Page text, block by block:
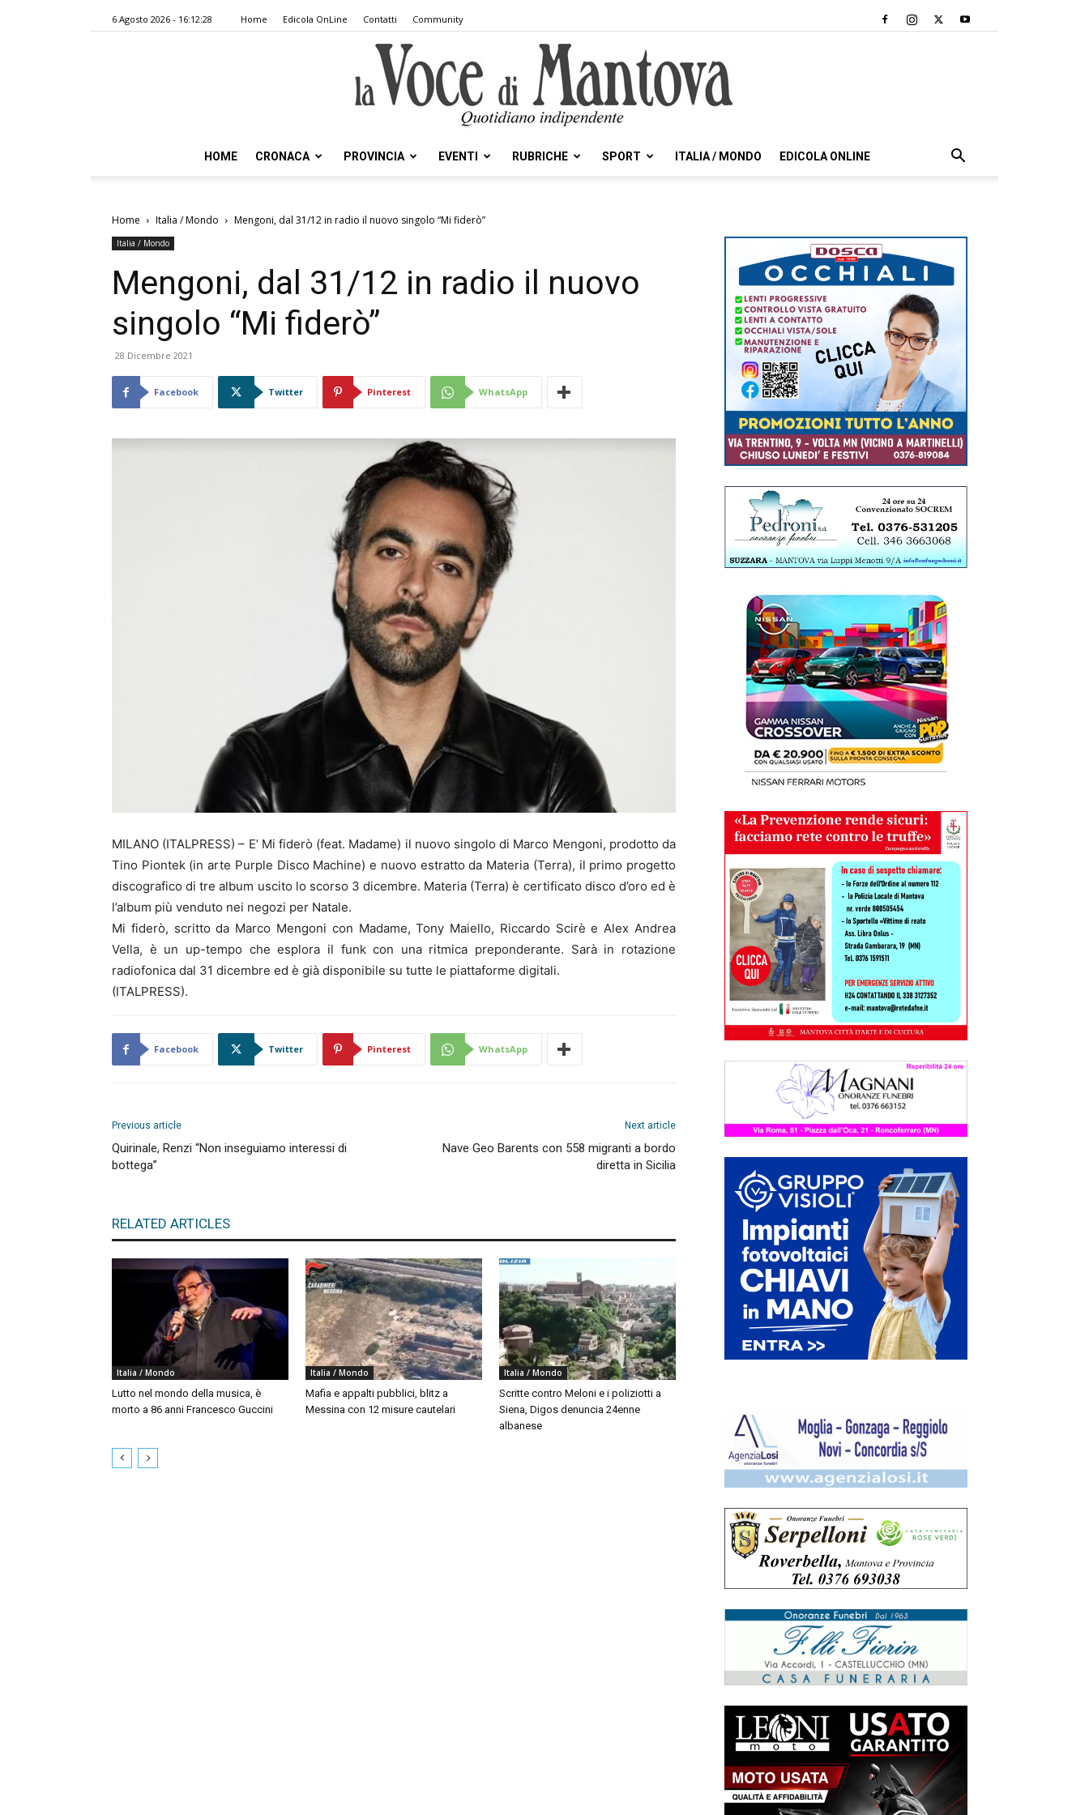
6 Agosto 2026 - 16:12:28 Home Edicola OnLine Contatti Community
Voce
HOME CRONACA PROVINCIA EVENTI RUBRICHE SPORT ITALIA / MONDO EDICOLA ONLINE
Home Italia / Mondo Mengoni, dal 31/12 in radio il nuovo singolo “Mi fiderò”
Italia / Mondo
Mengoni, dal 31/12 in radio il nuovo
singolo “Mi fiderò”
28 Dicembre 2021
Facebook Twitter Pinterest WhatsApp
MILANO (ITALPRESS) – E’ Mi fiderò (feat. Madame) il nuovo singolo di Marco Mengoni, prodotto da
Tino Piontek (in arte Purple Disco Machine) e nuovo estratto da Materia (Terra), il primo progetto
discografico di tre album uscito lo scorso 3 dicembre. Materia (Terra) è certificato disco d’oro ed è
l’album più venduto nei negozi per Natale.
Mi fiderò, scritto da Marco Mengoni con Madame, Tony Maiello, Riccardo Scirè e Alex Andrea
Vella, è un up-tempo che esplora il funk con una ritmica preponderante. Sarà in rotazione
radiofonica dal 31 dicembre ed è già disponibile su tutte le piattaforme digitali.
(ITALPRESS).
Facebook Twitter Pinterest WhatsApp
Previous article
Quirinale, Renzi “Non inseguiamo interessi di
bottega”
Next article
Nave Geo Barents con 558 migranti a bordo
diretta in Sicilia
RELATED ARTICLES
Italia / Mondo
Lutto nel mondo della musica, è
morto a 86 anni Francesco Guccini
Italia / Mondo
Mafia e appalti pubblici, blitz a
Messina con 12 misure cautelari
Italia / Mondo
Scritte contro Meloni e i poliziotti a
Siena, Digos denuncia 24enne
albanese